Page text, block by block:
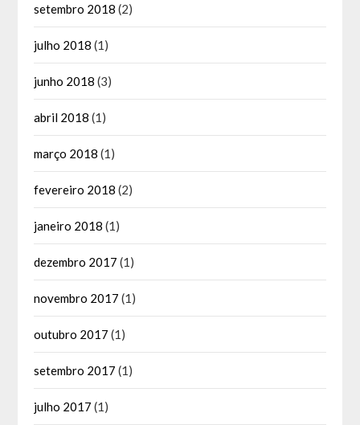
setembro 2018 (2)
julho 2018 (1)
junho 2018 (3)
abril 2018 (1)
março 2018 (1)
fevereiro 2018 (2)
janeiro 2018 (1)
dezembro 2017 (1)
novembro 2017 (1)
outubro 2017 (1)
setembro 2017 (1)
julho 2017 (1)